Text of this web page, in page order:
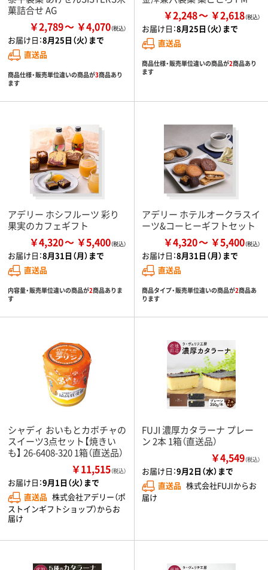
菓詰合せ AG
￥2,789 ￥4,070
お届け日：8月25日（火）まで
直送品
商品仕様・販売単位違いの商品が3商品あり
ます
￥2,248 ￥2,618
お届け日：8月25日（火）まで
直送品
商品仕様・販売単位違いの商品が2商品あり
ます
アデリー ホシフルーツ 彩り
果実のカフェギフト
￥4,320 ￥5,400
お届け日：8月31日（月）まで
直送品
内容量・販売単位違いの商品が2商品ありま
す
アデリー ホテルオークラスイ
ーツ&コーヒーギフトセット
￥4,320 ￥5,400
お届け日：8月31日（月）まで
直送品
商品タイプ・販売単位違いの商品が2商品あ
ります
シャディ おいもとカボチャの
スイーツ3点セット【焼きい
も】 26-6408-320 1箱（直送品）
￥11,515（税込）
お届け日：9月1日（火）まで
直送品 株式会社アデリー（ポ
ストインギフトショップ）からお
届け
FUJI 濃厚カタラーナ プレー
ン 2本 1箱（直送品）
￥4,549（税込）
お届け日：9月2日（水）まで
直送品 株式会社FUJIからお
届け